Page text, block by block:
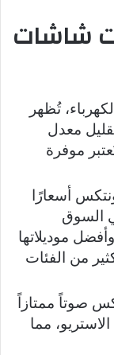
شاشات
تُظهر
معدل
موفرة
أسعارًا
السوق
موديلاتها
من الفئات
صوتاً ممتازاً
مما